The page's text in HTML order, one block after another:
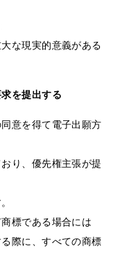
な現実的意義がある
を提出する
意を得て電子出願方
り、優先権主張が提
標である場合には
際に、すべての商標